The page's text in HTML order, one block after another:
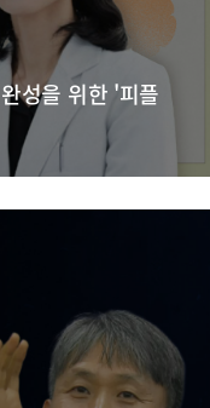
성을 위한 '피플